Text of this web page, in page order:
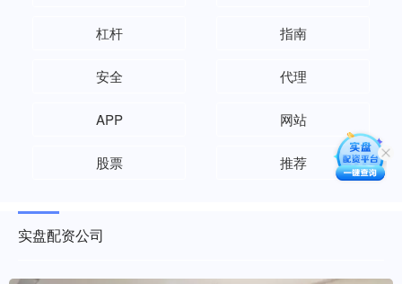
杠杆 指南
安全 代理
APP 网站
股票 推荐
实盘配资公司